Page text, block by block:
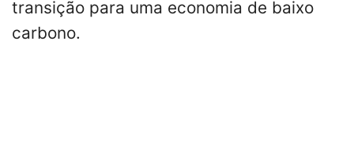
transição para uma economia de baixo
carbono.